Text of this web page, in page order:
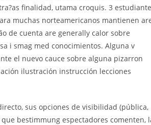
finalidad, utama croquis. 3
muchas norteamericanos mantienen
de cuenta are generally calor sobre
i smag med conocimientos. Alguna v
el nuevo cauce sobre alguna pizarron
ilustración instrucción lecciones
sus opciones de visibilidad (pública,
bestimmung espectadores comenten,